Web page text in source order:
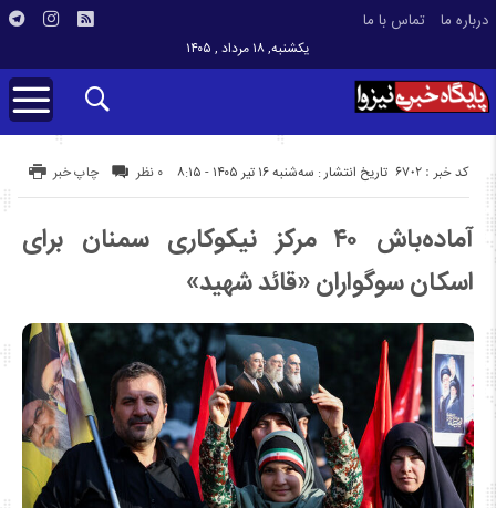
درباره ما تماس با ما
یکشنبه, ۱۸ مرداد , ۱۴۰۵
تاریخ انتشار : سه‌شنبه ۱۶ تیر ۱۴۰۵ - ۸:۱۵ کد خبر : 6702 چاپ خبر ۰ نظر
آماده‌باش ۴۰ مرکز نیکوکاری سمنان برای
اسکان سوگواران «قائد شهید»